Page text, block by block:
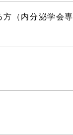
方（内分泌学会専